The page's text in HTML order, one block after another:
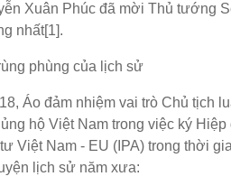
Xuân Phúc đã mời Thủ tướng
nhất[1].
phùng của lịch sử
đảm nhiệm vai trò Chủ tịch
hộ Việt Nam trong việc ký
Việt Nam - EU (IPA) trong thời
lịch sử năm xưa: